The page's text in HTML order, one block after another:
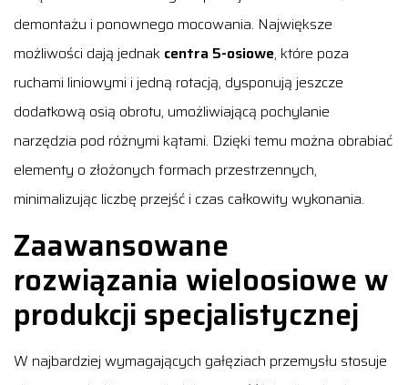
demontażu i ponownego mocowania. Największe
możliwości dają jednak centra 5-osiowe, które poza
ruchami liniowymi i jedną rotacją, dysponują jeszcze
dodatkową osią obrotu, umożliwiającą pochylanie
narzędzia pod różnymi kątami. Dzięki temu można obrabiać
elementy o złożonych formach przestrzennych,
minimalizując liczbę przejść i czas całkowity wykonania.
Zaawansowane
rozwiązania wieloosiowe w
produkcji specjalistycznej
W najbardziej wymagających gałęziach przemysłu stosuje